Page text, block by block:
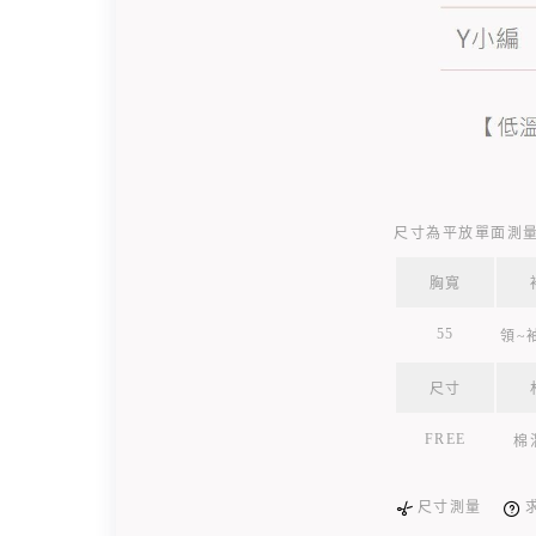
尺寸為平放單面測
胸寬
55 領~
尺寸
FREE 棉
尺寸測量